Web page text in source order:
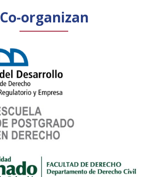
Co-organizan